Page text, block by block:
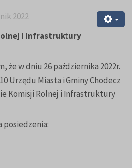
2022
i Infrastruktury
że w dniu 26 października 2022r.
Urzędu Miasta i Gminy Chodecz
Komisji Rolnej i Infrastruktury
posiedzenia: